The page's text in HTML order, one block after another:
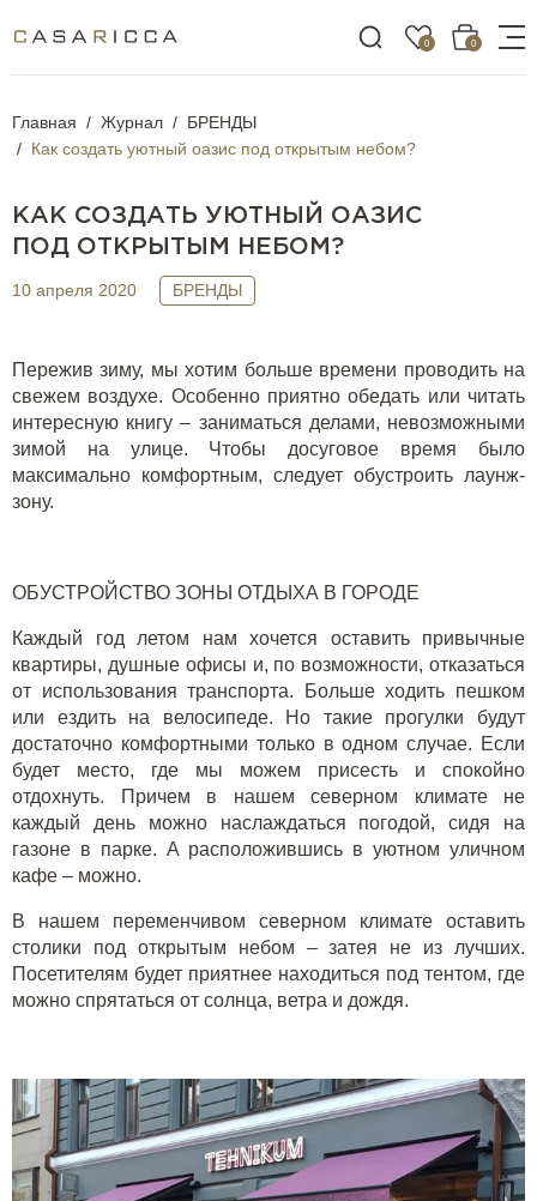
0 0
Главная Журнал
БРЕНДЫ
Как создать уютный оазис под открытым небом?
КАК СОЗДАТЬ УЮТНЫЙ ОАЗИС
ПОД ОТКРЫТЫМ НЕБОМ?
10 апреля 2020 БРЕНДЫ
Пережив зиму, мы хотим больше времени проводить на
свежем воздухе. Особенно приятно обедать или читать
интересную книгу – заниматься делами, невозможными
зимой на улице. Чтобы досуговое время было
максимально комфортным, следует обустроить лаунж-
зону.
ОБУСТРОЙСТВО ЗОНЫ ОТДЫХА В ГОРОДЕ
Каждый год летом нам хочется оставить привычные
квартиры, душные офисы и, по возможности, отказаться
от использования транспорта. Больше ходить пешком
или ездить на велосипеде. Но такие прогулки будут
достаточно комфортными только в одном случае. Если
будет место, где мы можем присесть и спокойно
отдохнуть. Причем в нашем северном климате не
каждый день можно наслаждаться погодой, сидя на
газоне в парке. А расположившись в уютном уличном
кафе – можно.
В нашем переменчивом северном климате оставить
столики под открытым небом – затея не из лучших.
Посетителям будет приятнее находиться под тентом, где
можно спрятаться от солнца, ветра и дождя.